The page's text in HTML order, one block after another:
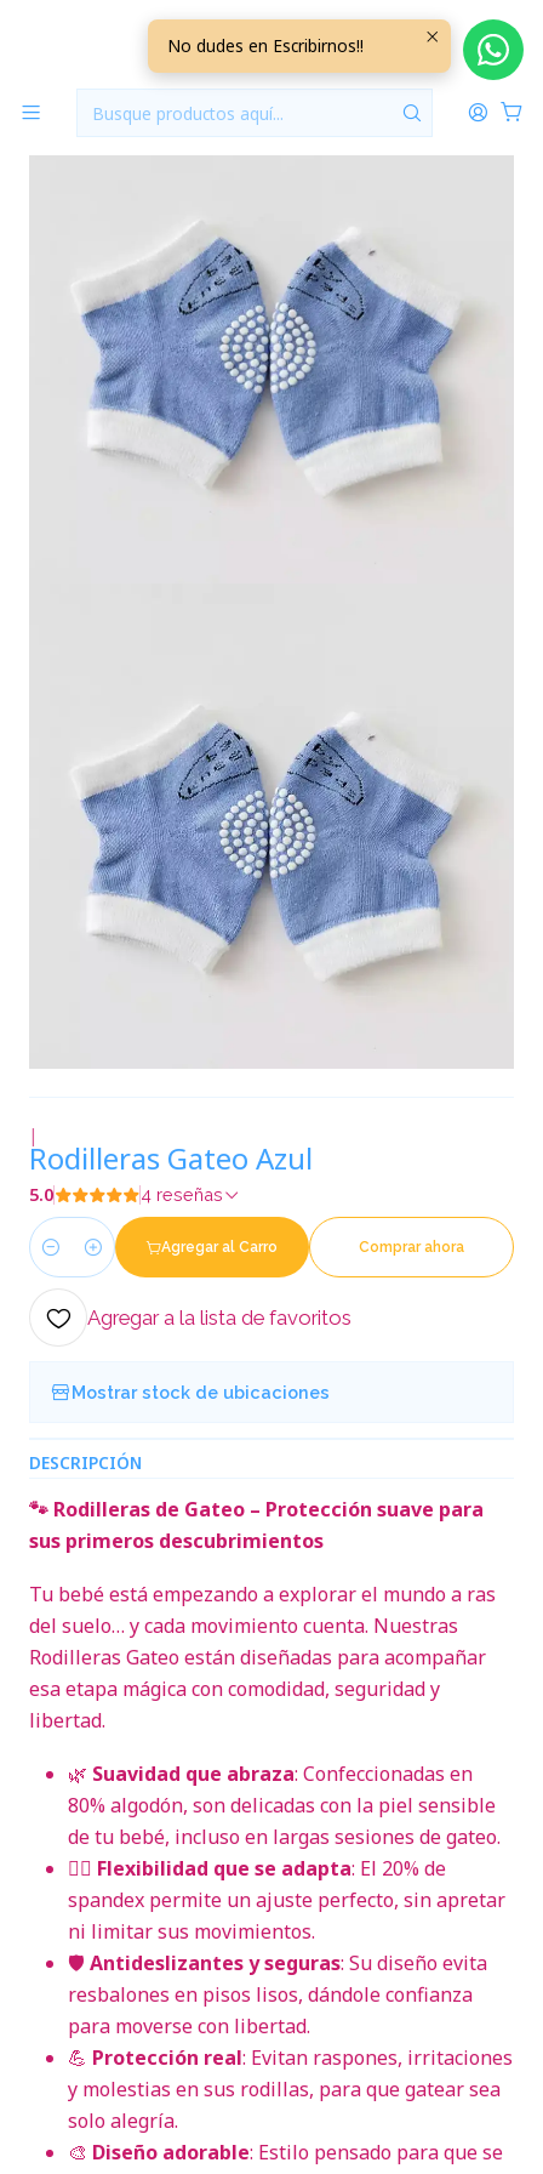
Jugueteria Rodilleras Gateo Azul
|
Rodilleras Gateo Azul
5.0 4 reseñas
Cantidad
Agregar al Carro Comprar ahora
Agregar a la lista de favoritos
Mostrar stock de ubicaciones
DESCRIPCIÓN
🐾 Rodilleras de Gateo – Protección suave para
sus primeros descubrimientos
Tu bebé está empezando a explorar el mundo a ras
del suelo… y cada movimiento cuenta. Nuestras
Rodilleras Gateo están diseñadas para acompañar
esa etapa mágica con comodidad, seguridad y
libertad.
🌿 Suavidad que abraza: Confeccionadas en
80% algodón, son delicadas con la piel sensible
de tu bebé, incluso en largas sesiones de gateo.
🤸‍♂️ Flexibilidad que se adapta: El 20% de
spandex permite un ajuste perfecto, sin apretar
ni limitar sus movimientos.
🛡️ Antideslizantes y seguras: Su diseño evita
resbalones en pisos lisos, dándole confianza
para moverse con libertad.
💪 Protección real: Evitan raspones, irritaciones
y molestias en sus rodillas, para que gatear sea
solo alegría.
🎨 Diseño adorable: Estilo pensado para que se
No dudes en Escribirnos!!